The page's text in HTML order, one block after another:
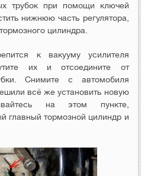
трубок при помощи ключей
нижнюю часть регулятора,
цилиндра.
к вакууму усилителя
их и отсоедините от
Снимите с автомобиля
всё же установить новую
на этом пункте,
главный тормозной цилиндр и